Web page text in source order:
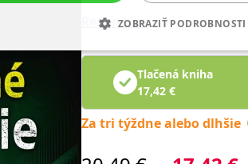
Regan Lisa
Tlačená kniha
17,42€
Za tri týždne alebo dlhšie
ZOBRAZIŤ PODROBNOSTI
ANALYTICKÉ MARKETINGOVÉ
Potrebné Analytické Marketingové Funkčné
ako je prihlásenie používateľa a správa účtu. Bez